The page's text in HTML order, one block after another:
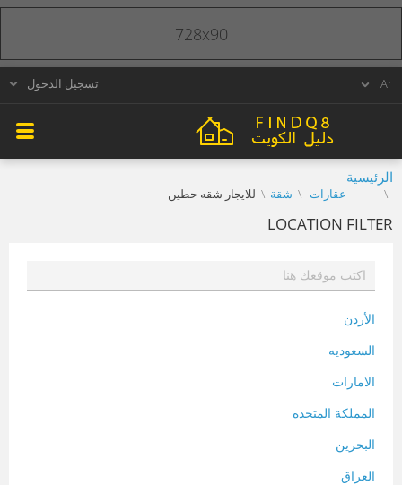
تسجيل الدخول
الرئيسية
عقارات شقة للايجار شقه حطين
LOCATION FILTER
الأردن
السعوديه
الامارات
المملكة المتحده
البحرين
العراق
728x90